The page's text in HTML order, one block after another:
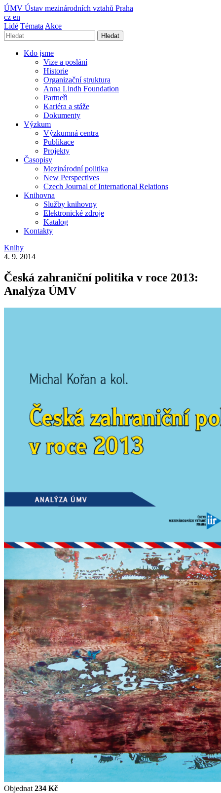
ÚMV Ústav mezinárodních vztahů Praha
cz en
Lidé Témata Akce
Hledat
Kdo jsme
Vize a poslání
Historie
Organizační struktura
Anna Lindh Foundation
Partneři
Kariéra a stáže
Dokumenty
Výzkum
Výzkumná centra
Publikace
Projekty
Časopisy
Mezinárodní politika
New Perspectives
Czech Journal of International Relations
Knihovna
Služby knihovny
Elektronické zdroje
Katalog
Kontakty
Knihy
4. 9. 2014
Česká zahraniční politika v roce 2013:
Analýza ÚMV
Objednat 234 Kč